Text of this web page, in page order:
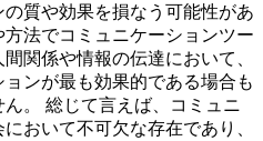
質や効果を損なう可能性があ
法でコミュニケーションツー
関係や情報の伝達において、
ンが最も効果的である場合も
。 総じて言えば、コミュニ
おいて不可欠な存在であり、